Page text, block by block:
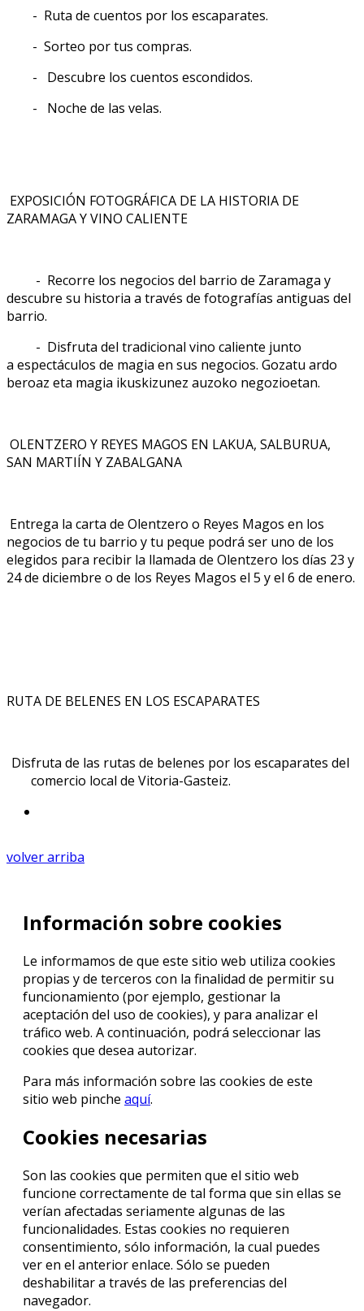
- Ruta de cuentos por los escaparates.
- Sorteo por tus compras.
- Descubre los cuentos escondidos.
- Noche de las velas.
EXPOSICIÓN FOTOGRÁFICA DE LA HISTORIA DE
ZARAMAGA Y VINO CALIENTE
- Recorre los negocios del barrio de Zaramaga y
descubre su historia a través de fotografías antiguas del
barrio.
- Disfruta del tradicional vino caliente junto
a espectáculos de magia en sus negocios. Gozatu ardo
beroaz eta magia ikuskizunez auzoko negozioetan.
OLENTZERO Y REYES MAGOS EN LAKUA, SALBURUA,
SAN MARTIÍN Y ZABALGANA
Entrega la carta de Olentzero o Reyes Magos en los
negocios de tu barrio y tu peque podrá ser uno de los
elegidos para recibir la llamada de Olentzero los días 23 y
24 de diciembre o de los Reyes Magos el 5 y el 6 de enero.
RUTA DE BELENES EN LOS ESCAPARATES
Disfruta de las rutas de belenes por los escaparates del
comercio local de Vitoria-Gasteiz.
volver arriba
Información sobre cookies
Le informamos de que este sitio web utiliza cookies
propias y de terceros con la finalidad de permitir su
funcionamiento (por ejemplo, gestionar la
aceptación del uso de cookies), y para analizar el
tráfico web. A continuación, podrá seleccionar las
cookies que desea autorizar.
Para más información sobre las cookies de este
sitio web pinche aquí.
Cookies necesarias
Son las cookies que permiten que el sitio web
funcione correctamente de tal forma que sin ellas se
verían afectadas seriamente algunas de las
funcionalidades. Estas cookies no requieren
consentimiento, sólo información, la cual puedes
ver en el anterior enlace. Sólo se pueden
deshabilitar a través de las preferencias del
navegador.